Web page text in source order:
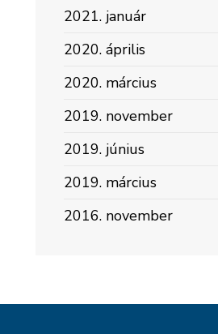
2021. január
2020. április
2020. március
2019. november
2019. június
2019. március
2016. november